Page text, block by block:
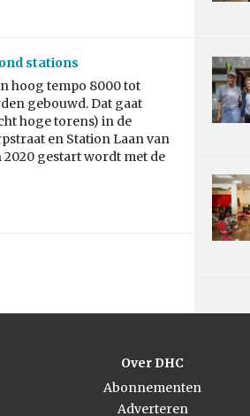
stations
hoog tempo 8000 tot
gebouwd. Dat gaat
hoge torens) in de
en Station Laan van
2020 gestart wordt met de
Over DHC
Abonnementen
Adverteren